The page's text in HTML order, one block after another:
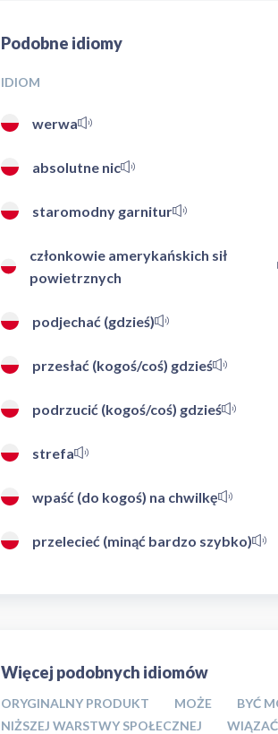
Podobne idiomy
IDIOM
werwa
absolutne nic
staromodny garnitur
członkowie amerykańskich sił
powietrznych
podjechać (gdzieś)
przesłać (kogoś/coś) gdzieś
podrzucić (kogoś/coś) gdzieś
strefa
wpaść (do kogoś) na chwilkę
przelecieć (minąć bardzo szybko)
Więcej podobnych idiomów
ORYGINALNY PRODUKT MOŻE BYĆ
NIŻSZEJ WARSTWY SPOŁECZNEJ